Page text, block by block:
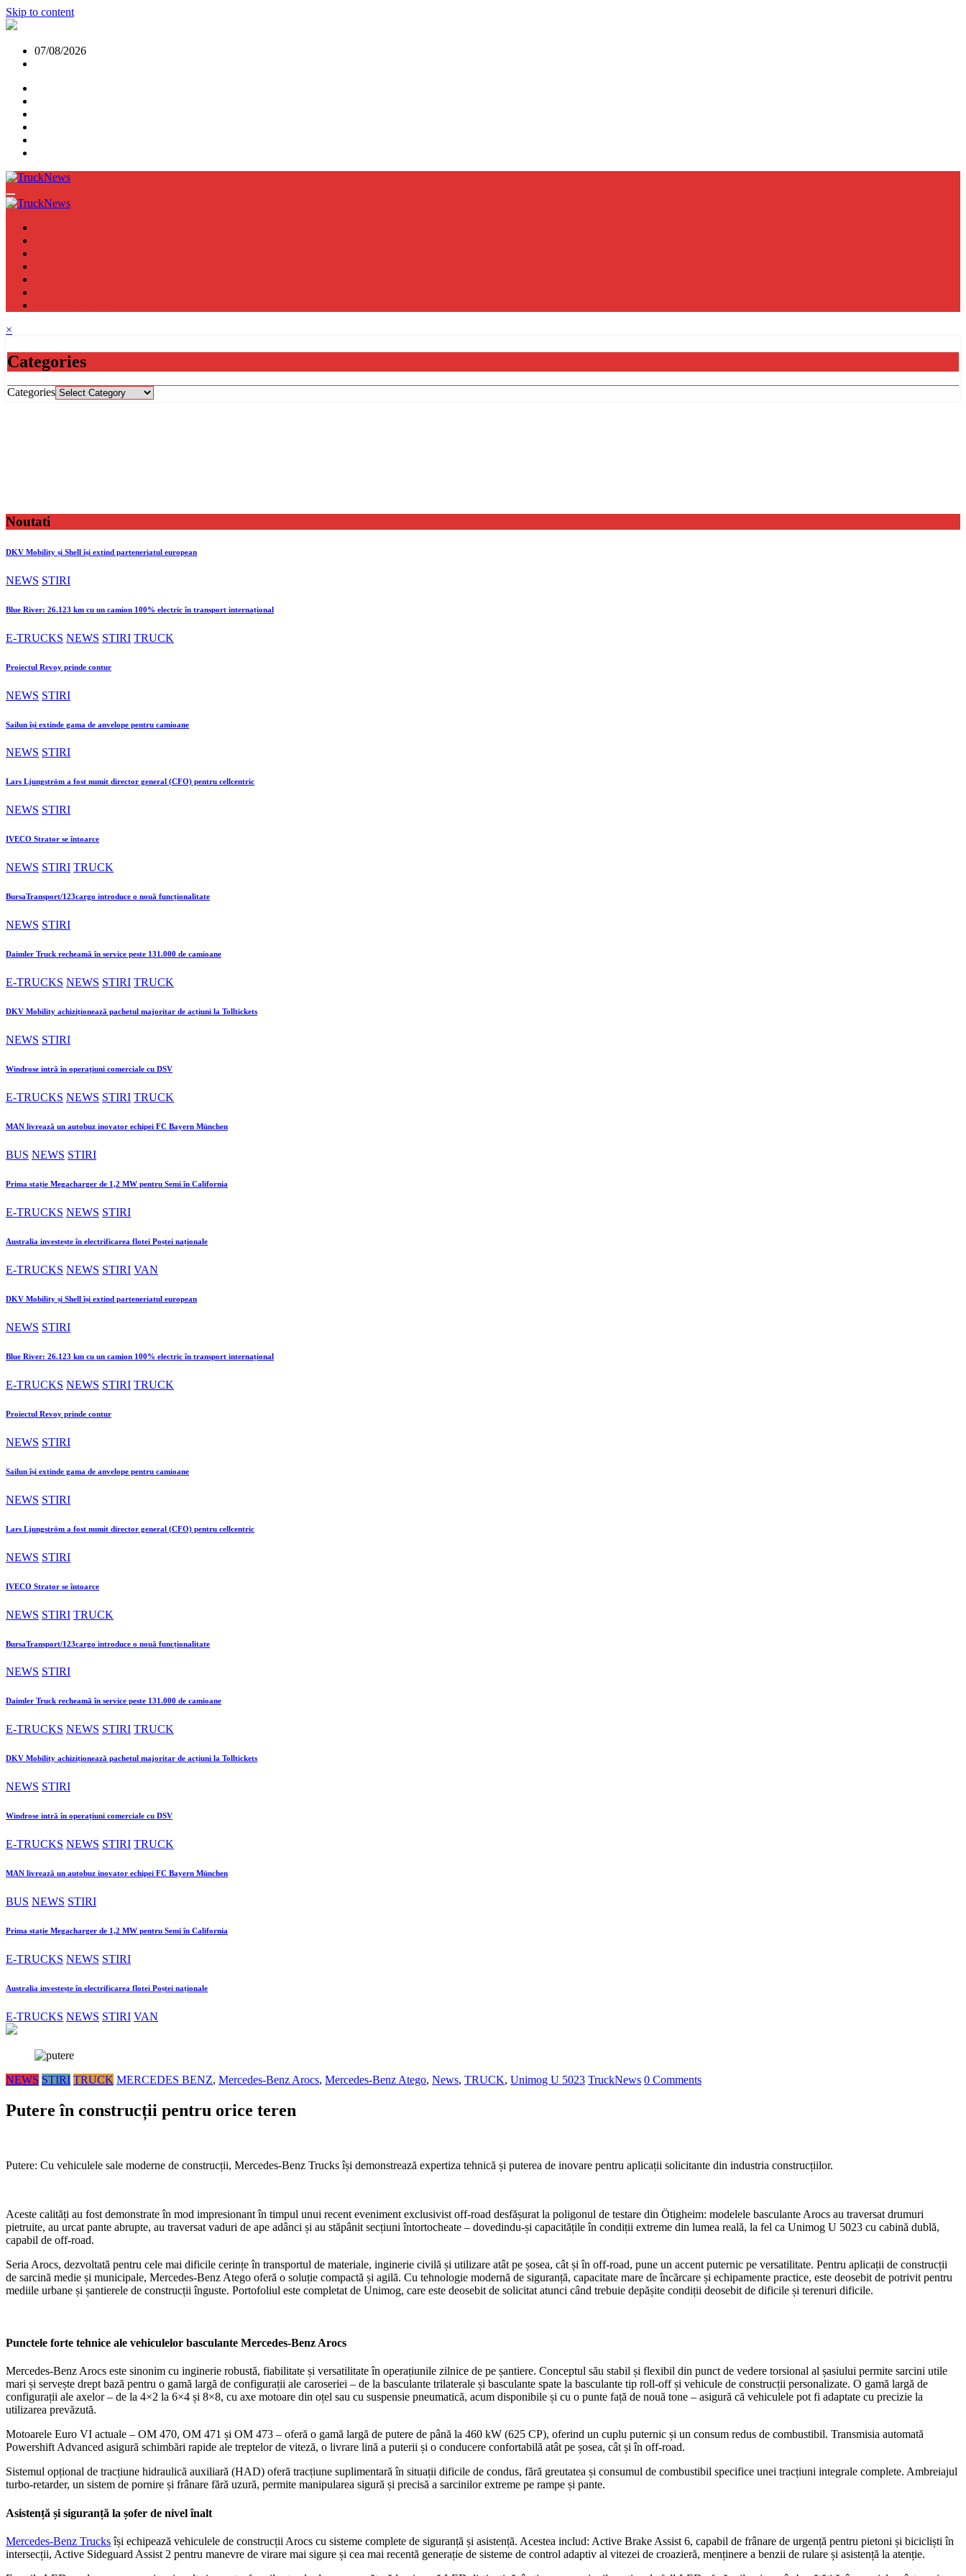
Skip to content
07/08/2026
×
Categories
Categories
Noutati
DKV Mobility și Shell își extind parteneriatul european
NEWS STIRI
Blue River: 26.123 km cu un camion 100% electric în transport internațional
E-TRUCKS NEWS STIRI TRUCK
Proiectul Revoy prinde contur
NEWS STIRI
Sailun își extinde gama de anvelope pentru camioane
NEWS STIRI
Lars Ljungström a fost numit director general (CFO) pentru cellcentric
NEWS STIRI
IVECO Strator se întoarce
NEWS STIRI TRUCK
BursaTransport/123cargo introduce o nouă funcționalitate
NEWS STIRI
Daimler Truck recheamă în service peste 131.000 de camioane
E-TRUCKS NEWS STIRI TRUCK
DKV Mobility achiziționează pachetul majoritar de acțiuni la Tolltickets
NEWS STIRI
Windrose intră în operațiuni comerciale cu DSV
E-TRUCKS NEWS STIRI TRUCK
MAN livrează un autobuz inovator echipei FC Bayern München
BUS NEWS STIRI
Prima stație Megacharger de 1,2 MW pentru Semi în California
E-TRUCKS NEWS STIRI
Australia investește în electrificarea flotei Poștei naționale
E-TRUCKS NEWS STIRI VAN
DKV Mobility și Shell își extind parteneriatul european
NEWS STIRI
Blue River: 26.123 km cu un camion 100% electric în transport internațional
E-TRUCKS NEWS STIRI TRUCK
Proiectul Revoy prinde contur
NEWS STIRI
Sailun își extinde gama de anvelope pentru camioane
NEWS STIRI
Lars Ljungström a fost numit director general (CFO) pentru cellcentric
NEWS STIRI
IVECO Strator se întoarce
NEWS STIRI TRUCK
BursaTransport/123cargo introduce o nouă funcționalitate
NEWS STIRI
Daimler Truck recheamă în service peste 131.000 de camioane
E-TRUCKS NEWS STIRI TRUCK
DKV Mobility achiziționează pachetul majoritar de acțiuni la Tolltickets
NEWS STIRI
Windrose intră în operațiuni comerciale cu DSV
E-TRUCKS NEWS STIRI TRUCK
MAN livrează un autobuz inovator echipei FC Bayern München
BUS NEWS STIRI
Prima stație Megacharger de 1,2 MW pentru Semi în California
E-TRUCKS NEWS STIRI
Australia investește în electrificarea flotei Poștei naționale
E-TRUCKS NEWS STIRI VAN
NEWS STIRI TRUCK MERCEDES BENZ, Mercedes-Benz Arocs, Mercedes-Benz Atego, News, TRUCK, Unimog U 5023 TruckNews 0 Comments
Putere în construcții pentru orice teren
Putere: Cu vehiculele sale moderne de construcții, Mercedes-Benz Trucks își demonstrează expertiza tehnică și puterea de inovare pentru aplicații solicitante din industria construcțiilor.
Aceste calități au fost demonstrate în mod impresionant în timpul unui recent eveniment exclusivist off-road desfășurat la poligonul de testare din Ötigheim: modelele basculante Arocs au traversat drumuri
pietruite, au urcat pante abrupte, au traversat vaduri de ape adânci și au stăpânit secțiuni întortocheate – dovedindu-și capacitățile în condiții extreme din lumea reală, la fel ca Unimog U 5023 cu cabină dublă,
capabil de off-road.
Seria Arocs, dezvoltată pentru cele mai dificile cerințe în transportul de materiale, inginerie civilă și utilizare atât pe șosea, cât și în off-road, pune un accent puternic pe versatilitate. Pentru aplicații de construcții
de sarcină medie și municipale, Mercedes-Benz Atego oferă o soluție compactă și agilă. Cu tehnologie modernă de siguranță, capacitate mare de încărcare și echipamente practice, este deosebit de potrivit pentru
mediile urbane și șantierele de construcții înguste. Portofoliul este completat de Unimog, care este deosebit de solicitat atunci când trebuie depășite condiții deosebit de dificile și terenuri dificile.
Punctele forte tehnice ale vehiculelor basculante Mercedes-Benz Arocs
Mercedes-Benz Arocs este sinonim cu inginerie robustă, fiabilitate și versatilitate în operațiunile zilnice de pe șantiere. Conceptul său stabil și flexibil din punct de vedere torsional al șasiului permite sarcini utile
mari și servește drept bază pentru o gamă largă de configurații ale caroseriei – de la basculante trilaterale și basculante spate la basculante tip roll-off și vehicule de construcții personalizate. O gamă largă de
configurații ale axelor – de la 4×2 la 6×4 și 8×8, cu axe motoare din oțel sau cu suspensie pneumatică, acum disponibile și cu o punte față de nouă tone – asigură că vehiculele pot fi adaptate cu precizie la
utilizarea prevăzută.
Motoarele Euro VI actuale – OM 470, OM 471 și OM 473 – oferă o gamă largă de putere de până la 460 kW (625 CP), oferind un cuplu puternic și un consum redus de combustibil. Transmisia automată
Powershift Advanced asigură schimbări rapide ale treptelor de viteză, o livrare lină a puterii și o conducere confortabilă atât pe șosea, cât și în off-road.
Sistemul opțional de tracțiune hidraulică auxiliară (HAD) oferă tracțiune suplimentară în situații dificile de condus, fără greutatea și consumul de combustibil specifice unei tracțiuni integrale complete. Ambreiajul
turbo-retarder, un sistem de pornire și frânare fără uzură, permite manipularea sigură și precisă a sarcinilor extreme pe rampe și pante.
Asistență și siguranță la șofer de nivel înalt
Mercedes-Benz Trucksîși echipează vehiculele de construcții Arocs cu sisteme complete de siguranță și asistență. Acestea includ: Active Brake Assist 6, capabil de frânare de urgență pentru pietoni și bicicliști în
intersecții, Active Sideguard Assist 2 pentru manevre de virare mai sigure și cea mai recentă generație de sisteme de control adaptiv al vitezei de croazieră, menținere a benzii de rulare și asistență la atenție.